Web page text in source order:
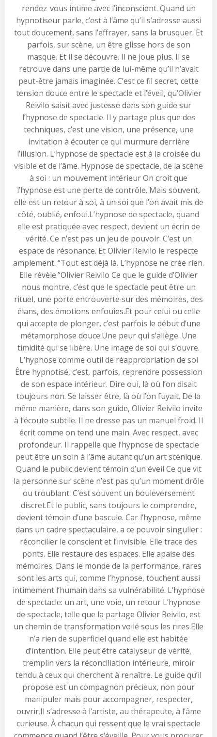
rendez-vous intime avec l’inconscient. Quand un
hypnotiseur parle, c’est à l’âme qu’il s’adresse aussi
tout doucement, sans l’effrayer, sans la brusquer. Et
parfois, sur scène, un être glisse hors de son
masque. Et il se découvre. Il ne joue plus. Il se
retrouve dans une partie de lui-même qu’il n’avait
peut-être jamais imaginée. C’est ce fil secret, cette
tension douce entre le spectacle et l’éveil, qu’Olivier
Reivilo saisit avec justesse dans son guide sur
l’hypnose de spectacle. Il y partage plus que des
techniques, c’est une vision, une présence, une
invitation à écouter ce qui murmure derrière
l’illusion. L’hypnose de spectacle est à la croisée du
visible et de l’âme. Hypnose de spectacle, de la scène
à soi : un mouvement intérieur On croit que
l’hypnose est une perte de contrôle. Mais souvent,
elle est un retour à soi, à un soi que l’on avait mis de
côté, oublié, enfoui.L’hypnose de spectacle, quand
elle est pratiquée avec respect, devient un écrin de
vérité. Ce n’est pas un jeu de pouvoir. C’est un
espace de résonance. Et Olivier Reivilo le respecte
amplement. “Tout est déjà là. L’hypnose ne crée rien.
Elle révèle.”Olivier Reivilo Ce que le guide d’Olivier
nous montre, c’est que le spectacle peut être un
rituel, une porte entrouverte sur des mémoires, des
élans, des émotions enfouies.Et pour celui ou celle
qui accepte de plonger, c’est parfois le début d’une
métamorphose douce.Une peur qui s’allège. Une
timidité qui se libère. Une image de soi qui s’ouvre.
L’hypnose comme outil de réappropriation de soi
Être hypnotisé, c’est, parfois, reprendre possession
de son espace intérieur. Dire oui, là où l’on disait
toujours non. Se laisser être, là où l’on fuyait. De la
même manière, dans son guide, Olivier Reivilo invite
à l’écoute subtile. Il ne dresse pas un manuel froid. Il
écrit comme on tend une main. Avec respect, avec
profondeur. Il rappelle que l’hypnose de spectacle
peut être un soin à l’âme autant qu’un art scénique.
Quand le public devient témoin d’un éveil Ce que vit
la personne sur scène n’est pas qu’un moment drôle
ou troublant. C’est souvent un bouleversement
discret.Et le public, sans toujours le comprendre,
devient témoin d’une bascule. Car l’hypnose, même
dans un cadre spectaculaire, a ce pouvoir singulier :
réconcilier le conscient et l’invisible. Elle trace des
ponts. Elle restaure des espaces. Elle apaise des
mémoires. Dans le monde de la performance, rares
sont les arts qui, comme l’hypnose, touchent aussi
intimement l’humain dans sa vulnérabilité. L’hypnose
de spectacle: un art, une voie, un retour L’hypnose
de spectacle, telle que la partage Olivier Reivilo, est
un chemin de transformation voilé sous les rires.Elle
n’a rien de superficiel quand elle est habitée
d’intention. Elle peut être catalyseur de vérité,
tremplin vers la réconciliation intérieure, miroir
tendu à ceux qui cherchent à renaître. Le guide qu’il
propose est un compagnon précieux, non pour
manipuler mais pour accompagner, respecter,
ouvrir.Il s’adresse à l’artiste, au thérapeute, à l’âme
curieuse. À chacun qui ressent que le vrai spectacle